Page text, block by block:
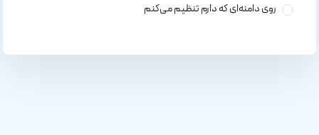
روی دامنه‌ای که دارم تنظیم می‌کنم